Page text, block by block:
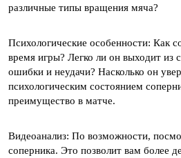
различные типы вращения мяча?
Психологические особенности: Как
время игры? Легко ли он выходит из
ошибки и неудачи? Насколько он
психологическим состоянием
преимущество в матче.
Видеоанализ: По возможности,
соперника. Это позволит вам более